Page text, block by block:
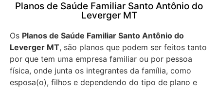
Planos de Saúde Familiar Santo Antônio do
Leverger MT
Os Planos de Saúde Familiar Santo Antônio do
Leverger MT, são planos que podem ser feitos tanto
por que tem uma empresa familiar ou por pessoa
física, onde junta os integrantes da família, como
esposa(o), filhos e dependendo do tipo de plano e